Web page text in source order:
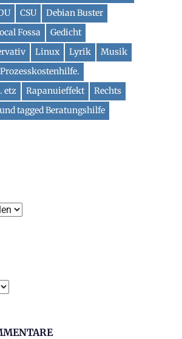
CSU
Debian Buster
Fossa
Gedicht
Linux Lyrik
Musik
Prozesskostenhilfe.
etz
Rapanuieffekt
Rechts
tagged Beratungshilfe